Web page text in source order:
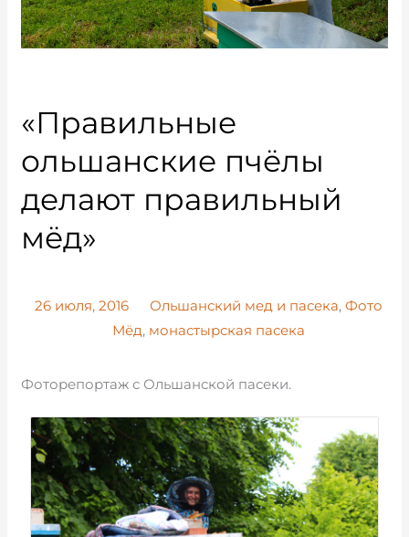
«Правильные
ольшанские пчёлы
делают правильный
мёд»
26 июля, 2016 Ольшанский мед и пасека, Фото
Мёд, монастырская пасека
Фоторепортаж с Ольшанской пасеки.